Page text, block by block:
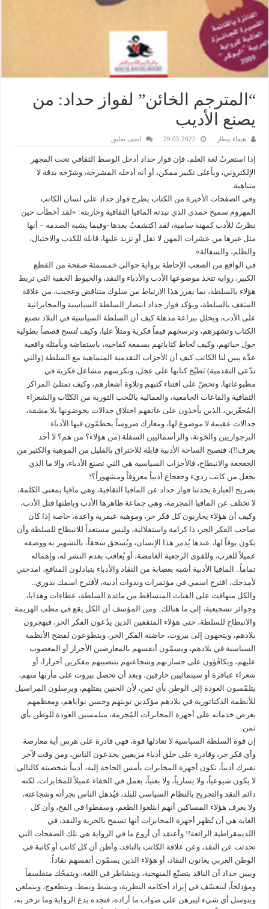
“المترجم الخائن” لفواز حداد: من
يصنع الأديب
هيفاء بيطار 29.05.2022 اضف تعليق
إذا استعرتُ لغة العلم، فإن فواز حداد أدخل الوسط الثقافي تحت المجهر
الإلكتروني، وبأعلى تكبير ممكن، أو أنه أدخله المشرحة، وشرّحه بدقة لا
متناهية.
وفي الصفحات الأخيرة من الكتاب يطرح فواز حداد على لسان الكاتب
المهزوم سميح حمدي الذي نبذته المافيا الثقافية وحاربته: «لقد أخطأت حين
نظرتُ للأدب كمهنة سامية، لقد اكتشفتُ بعدها -وفيما يشبه الصدمة – أنها
مثل غيرها من عشرات المهن لا تقل أو تزيد عليها، قابلة للكذب والاحتيال،
والظلم، والسفالة».
في الواقع من الصعب الإحاطة برواية حوالي خمسمئة صفحة من القطع
الكبير، رواية تتخذ موضوعها الأدب والأدباء والنقد، والخيوط الخفية التي تربط
هؤلاء بالسلطة، بما يفرز هذا الارتباط من سلوك متناقض وعجيب، من علاقة
المثقف بالسلطة، ويؤكد فواز حداد انتصار السلطة السياسية والمخابراتية
على الأدب، ويحلل ببراعة مذهلة كيف أن السلطة السياسية في البلاد تصنع
الكتاب وتشهرهم، وترسخهم قيماً فكرية ومثلاً عليا، وكيف تُنسج قصصاً بطولية
حول حياتهم، وكيف تُحاط كتاباتهم بسمعة كفاحية، باستفاضة وبأمثلة واقعية
عدَّة يبين لنا الكاتب كيف أن الأحزاب التقدمية المتماهية مع السلطة (والتي
تدّعي التقدمية) تَطبُخ كتابها على عجل، وتكرسهم مشاعل فكرية في
مطبوعاتها، وتحضّ على اقتناء كتبهم وتلاوة أشعارهم، وكيف تمتلئ المراكز
الثقافية والقاعات الجامعية، والعمالية بالنُخب الثورية من الكتّاب والشعراء
المُجعّرين، الذين يأخذون على عاتقهم اختلاق جدالات يخوضونها بلا مشقة،
جدالات عقيمة لا موضوع لها، ومعارك ضروساً يحطمّون فيها الأدباء
البرجوازيين والخونة، والرأسماليين السفلة (من هؤلاء؟ من هم؟ لا أحد
يعرف!!)، فتصبح الساحة الأدبية قابلة للاختراق بالقليل من الموهبة والكثير من
الجعجعة والانبطاح، فالأحزاب السياسية هي التي تصنع الأدباء، وإلا ما الذي
يجعل من كاتب رديء وجعجاع أديباً معروفاً ومشهوراً؟!
بصريح العبارة يحدثنا فواز حداد عن المافيا الثقافية، وهي مافيا بمعنى الكلمة،
لا تختلف عن المافيا المجرمة، وهي جماعة ظاهرها الأدب وباطنها قتل الأدب،
وكيف أن هؤلاء يحاربون كل فكر حر، وموهبة عبقرية واعدة، خاصة إذا كان
صاحب الفكر الحر، ذا كرامة واستقلالية، وليس مستعداً للانبطاح للسلطة وأن
يكون بوقاً لها، عندها يُدمر هذا الإنسان، ويُسحق سحقاً، بالتشهير به ووصفه
عميلاً للغرب، وللقوى الرجعية الغامضة، أو يُعاقب بعدم النشر له، وإهماله
تماماً.. المافيا الأدبية أشبه بعصابة من النقاد والأدباء يتبادلون المنافع، امدحني
لأمدحك، اقترح اسمي في مؤتمرات وندوات أدبية، لأقترح اسمك بدوري..
والكل متهافت على الفتات المتساقط من مائدة السلطة، عطاءات وهدايا،
وجوائز تشجيعية، إلى ما هنالك.. ومن المؤسف أن الكل يقع في مطب الهزيمة
والانبطاح للسلطة، حتى هؤلاء المثقفين الذين يدّعون الفكر الحر، فيهجرون
بلادهم، ويتجهون إلى بيروت، حاضنة الفكر الحر، ويتطوعون لفضح الأنظمة
السياسية في بلادهم، ويسمّون أنفسهم بالمعارضين الأحرار أو المغضوب
عليهم، ويكافَؤون على جسارتهم وشجاعتهم بتنصيبهم مفكرين أحرارا، أو
شعراء عباقرة أو سينمائيين خارقين، وبعد أن تحصل بيروت على مأربها منهم،
يتلمّسون العودة إلى الوطن بأي ثمن، لأن الحنين يقتلهم، ويرسلون المراسيل
للأنظمة الدكتاتورية في بلادهم مؤكدين توبتهم وحسن نواياهم، ومعظمهم
يعرض خدماته على أجهزة المخابرات المُجرمة، متلمسين العودة للوطن بأي
ثمن.
إن قوة السلطة السياسية لا تعادلها قوة، فهي قادرة على هرس أية معارضة
وأي فكر حر، وقادرة على خلق أدباء مزيفين يخدعون الناس، ومن وقت لآخر
تفبرك أديباً، تكون أجهزة المخابرات بأمس الحاجة إليه، أديباً شخصيته كالتالي:
لا يكون شيوعياً، ولا يسارياً، ولا بعثياً، يعمل في الخفاء عميلاً للمخابرات، لكنه
دائم النقد والتجريح بالنظام السياسي للبلد، فيُذهل الناس بجرأته وشجاعته،
ولا يعرف هؤلاء المساكين أنهم ابتلعوا الطعم، وسقطوا في الفخ، وأن كل
الغاية هي أن تُظهر أجهزة المخابرات أنها تسمح بالحرية والنقد، في
اللديمقراطية الرائعة!! وأعتقد أن أروع ما في الرواية هي تلك الصفحات التي
تحدثت عن النقد، وعن علاقة الكاتب بالناقد، وأظن أن كل كاتب أو كاتبة في
الوطن العربي يعانون النقاد، أو هؤلاء الذين يسمّون أنفسهم نقاداً.
ويبين حداد أن الناقد يتصنّع المنهجية، ويتشاطر في اللغة، ويتمحّك متفلسفاً
ومؤدلجاً، ليتعسّف في إيراد أحكامه النظرية، ويشط ويمط، ويتطعوج، ويتملعن
ويتوسل أي شيء ليبرهن على صواب ما أراده، فتجده يدع الرواية وما تزخر به،